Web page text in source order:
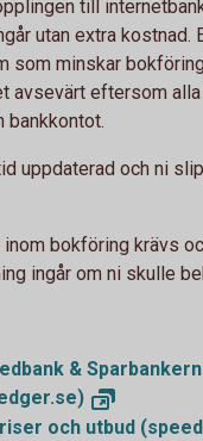
till
utan extra kostnad.
som minskar
avsevärt eftersom
bankkontot.
uppdaterad och ni
inom bokföring krävs
ingår om ni skulle
&
och utbud